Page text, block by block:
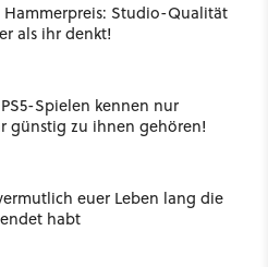
Hammerpreis: Studio-Qualität
als ihr denkt!
Spielen kennen nur
günstig zu ihnen gehören!
euer Leben lang die
habt